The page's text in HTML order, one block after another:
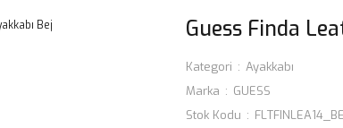
Guess Finda
Kategori
Ayakkabı
Marka
GUESS
Stok Kodu